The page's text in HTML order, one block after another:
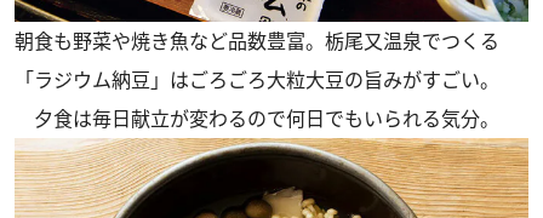
朝食も野菜や焼き魚など品数豊富。栃尾又温泉でつくる
「ラジウム納豆」はごろごろ大粒大豆の旨みがすごい。
夕食は毎日献立が変わるので何日でもいられる気分。